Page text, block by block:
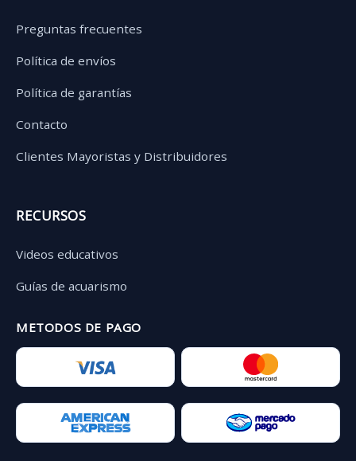
Preguntas frecuentes
Política de envíos
Política de garantías
Contacto
Clientes Mayoristas y Distribuidores
RECURSOS
Videos educativos
Guías de acuarismo
METODOS DE PAGO